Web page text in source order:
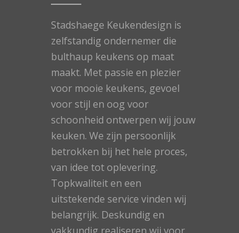
Stadshaege Keukendesign is
zelfstandig ondernemer die
bulthaup keukens op maat
maakt. Met passie en plezier
voor mooie keukens, gevoel
voor stijl en oog voor
schoonheid ontwerpen wij jouw
keuken. We zijn persoonlijk
betrokken bij het hele proces,
van idee tot oplevering.
Topkwaliteit en een
uitstekende service vinden wij
belangrijk. Deskundig en